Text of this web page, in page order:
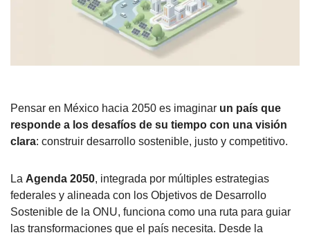
Pensar en México hacia 2050 es imaginar un país que
responde a los desafíos de su tiempo con una visión
clara: construir desarrollo sostenible, justo y competitivo.
La Agenda 2050, integrada por múltiples estrategias
federales y alineada con los Objetivos de Desarrollo
Sostenible de la ONU, funciona como una ruta para guiar
las transformaciones que el país necesita. Desde la